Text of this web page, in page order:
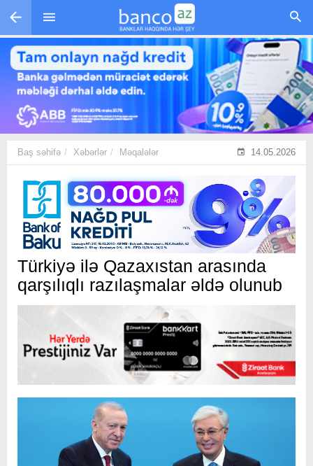
Skip to main content
Baş səhifə Xəbərlər Məqalələr 14.05.2026
Türkiyə ilə Qazaxıstan arasında
qarşılıqlı razılaşmalar əldə olunub